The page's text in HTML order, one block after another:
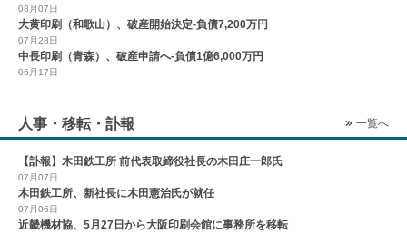
08月07日
大黄印刷（和歌山）、破産開始決定-負債7,200万円
07月28日
中長印刷（青森）、破産申請へ-負債1億6,000万円
06月17日
人事・移転・訃報 一覧へ
【訃報】木田鉄工所 前代表取締役社長の木田庄一郎氏
07月07日
木田鉄工所、新社長に木田憲治氏が就任
07月06日
近畿機材協、5月27日から大阪印刷会館に事務所を移転